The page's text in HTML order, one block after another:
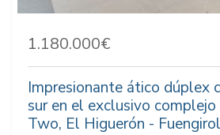
1.180.000€
Impresionante ático dúplex
sur en el exclusivo
Two, El Higuerón -